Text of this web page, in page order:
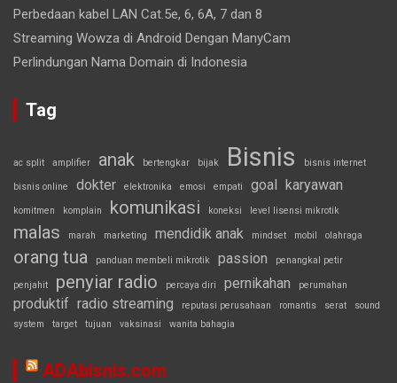
Perbedaan kabel LAN Cat.5e, 6, 6A, 7 dan 8
Streaming Wowza di Android Dengan ManyCam
Perlindungan Nama Domain di Indonesia
Tag
ac split amplifier anak bertengkar bijak Bisnis bisnis internet
bisnis online dokter elektronika emosi empati goal karyawan
komitmen komplain komunikasi koneksi level lisensi mikrotik
malas marah marketing mendidik anak mindset mobil olahraga
orang tua panduan membeli mikrotik passion penangkal petir
penjahit penyiar radio percaya diri pernikahan perumahan
produktif radio streaming reputasi perusahaan romantis serat
sound
system
target tujuan vaksinasi wanita bahagia
ADAbisnis.com